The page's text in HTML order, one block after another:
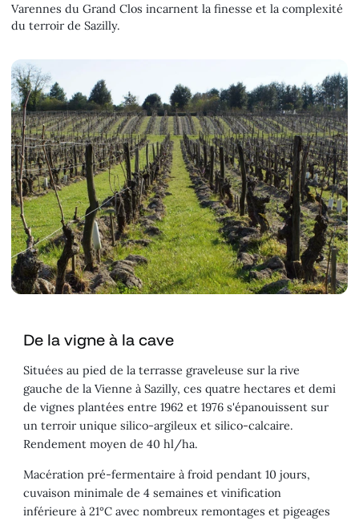
Varennes du Grand Clos incarnent la finesse et la complexité
du terroir de Sazilly.
De la vigne à la cave
Situées au pied de la terrasse graveleuse sur la rive
gauche de la Vienne à Sazilly, ces quatre hectares et demi
de vignes plantées entre 1962 et 1976 s'épanouissent sur
un terroir unique silico-argileux et silico-calcaire.
Rendement moyen de 40 hl/ha.
Macération pré-fermentaire à froid pendant 10 jours,
cuvaison minimale de 4 semaines et vinification
inférieure à 21°C avec nombreux remontages et pigeages